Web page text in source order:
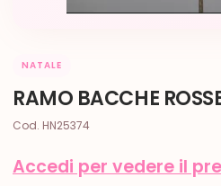
NATALE
RAMO BACCHE
Cod. HN25374
Accedi per vedere il